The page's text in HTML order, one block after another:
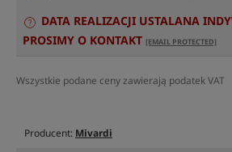
DATA REALIZACJI USTALANA
PROSIMY O KONTAKT [EMAIL PROTECTED]
Wszystkie podane ceny zawierają podatek VAT
Producent: Mivardi